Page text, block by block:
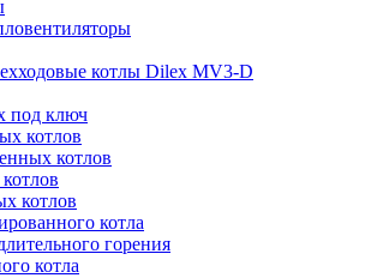
котлы Dilex MV3-D
под ключ
котлов
котлов
котлов
котла
горения
котла